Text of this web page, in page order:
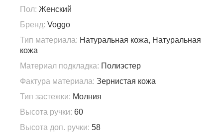
Пол: Женский
Бренд: Voggo
Тип материала: Натуральная кожа, Натуральная
кожа
Материал подкладка: Полиэстер
Фактура материала: Зернистая кожа
Тип застежки: Молния
Высота ручки: 60
Высота доп. ручки: 58